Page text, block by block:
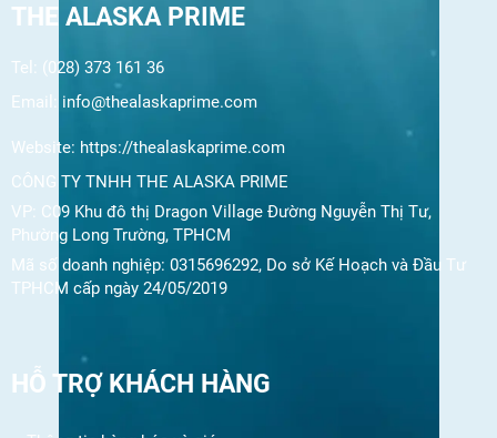
THE ALASKA PRIME
Tel: (028) 373 161 36
Email: info@thealaskaprime.com
Website: https://thealaskaprime.com
CÔNG TY TNHH THE ALASKA PRIME
VP: C09 Khu đô thị Dragon Village Đường Nguyễn Thị Tư,
Phường Long Trường, TPHCM
Mã số doanh nghiệp: 0315696292, Do sở Kế Hoạch và Đầu Tư
TPHCM cấp ngày 24/05/2019
HỖ TRỢ KHÁCH HÀNG